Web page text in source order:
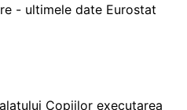
- ultimele date Eurostat
Copiilor executarea